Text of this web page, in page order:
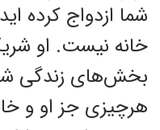
شما ازدواج کرده
خانه نیست. او
بخش‌های زندگی
هرچیزی جز او و